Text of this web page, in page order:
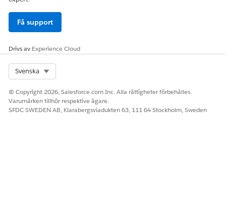
Få support
Drivs av Experience Cloud
Svenska
© Copyright 2026, Salesforce.com Inc. Alla rättigheter förbehålles.
Varumärken tillhör respektive ägare.
SFDC SWEDEN AB, Klarabergsviadukten 63, 111 64 Stockholm, Sweden